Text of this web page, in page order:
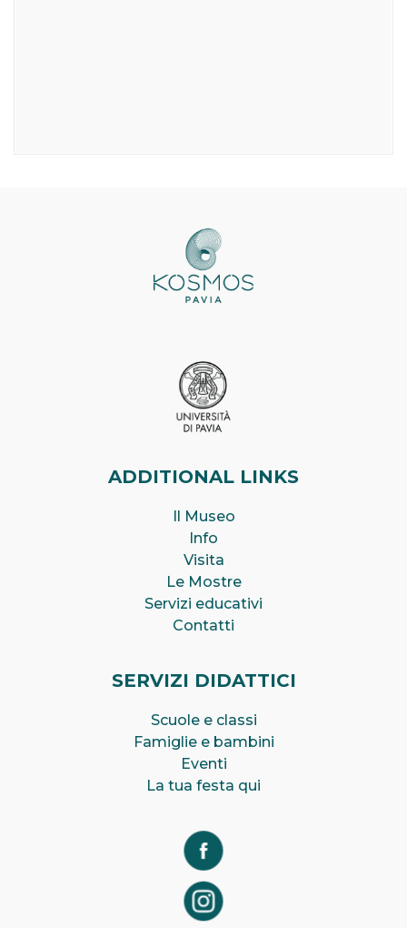
ADDITIONAL LINKS
Il Museo
Info
Visita
Le Mostre
Servizi educativi
Contatti
SERVIZI DIDATTICI
Scuole e classi
Famiglie e bambini
Eventi
La tua festa qui